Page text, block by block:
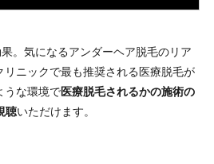
。気になるアンダーヘア脱毛のリア
リニックで最も推奨される医療脱毛が
うな環境で医療脱毛されるかの施術の
聴いただけます。